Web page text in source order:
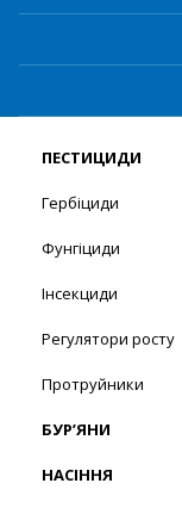
ПЕСТИЦИДИ
Гербіциди
Фунгіциди
Інсекциди
Регулятори росту
Протруйники
БУР’ЯНИ
НАСІННЯ